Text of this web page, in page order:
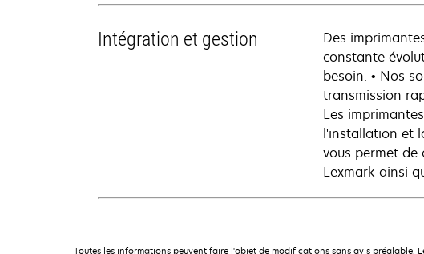
Intégration et gestion
Des
constante
besoin. • Nos
transmission
Les
l'installation et
vous permet
Lexmark ainsi
Toutes les informations peuvent faire l'objet de modifications sans avis préalable.